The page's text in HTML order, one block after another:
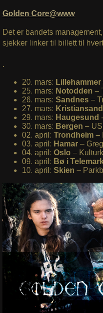
Golden Core@www
Det er bandets management,
sjekker linker til billett til
.
20. mars: Lillehammer
25. mars: Notodden –
26. mars: Sandnes–
27. mars: Kristiansand
29. mars: Haugesund
30. mars: Bergen –
02. april: Trondheim –
03. april: Hamar –
04. april: Oslo –
09. april: Bø i
10. april: Skien –